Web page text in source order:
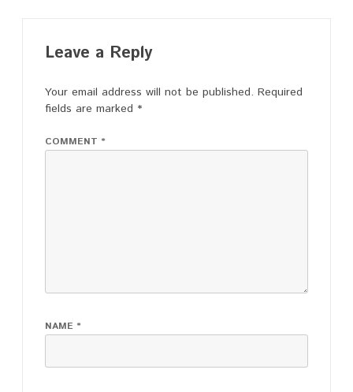
Leave a Reply
Your email address will not be published. Required
fields are marked *
COMMENT *
NAME *